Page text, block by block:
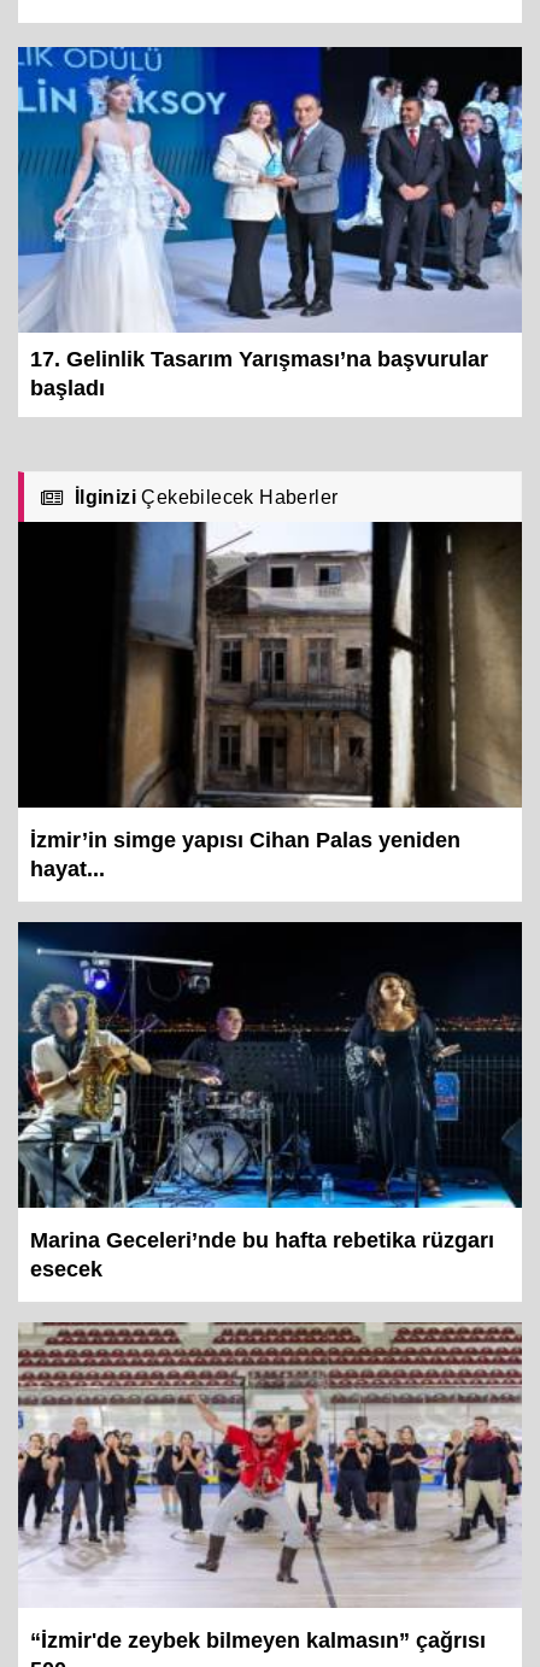
17. Gelinlik Tasarım Yarışması’na başvurular
başladı
İlginizi Çekebilecek Haberler
İzmir’in simge yapısı Cihan Palas yeniden
hayat...
Marina Geceleri’nde bu hafta rebetika rüzgarı
esecek
“İzmir'de zeybek bilmeyen kalmasın” çağrısı